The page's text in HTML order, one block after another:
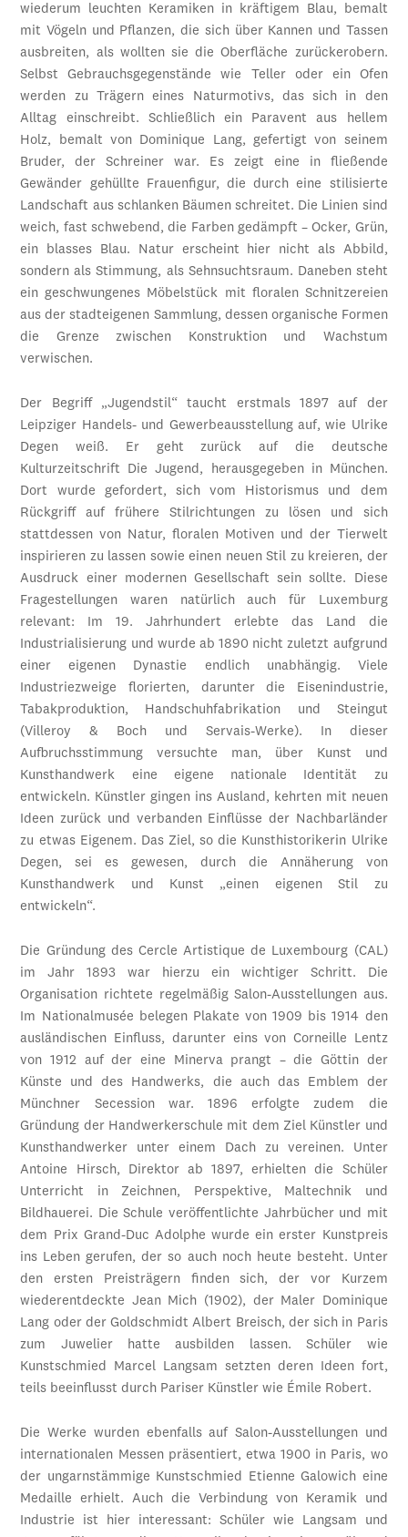
wiederum leuchten Keramiken in kräftigem Blau, bemalt
mit Vögeln und Pflanzen, die sich über Kannen und Tassen
ausbreiten, als wollten sie die Oberfläche zurückerobern.
Selbst Gebrauchsgegenstände wie Teller oder ein Ofen
werden zu Trägern eines Naturmotivs, das sich in den
Alltag einschreibt. Schließlich ein Paravent aus hellem
Holz, bemalt von Dominique Lang, gefertigt von seinem
Bruder, der Schreiner war. Es zeigt eine in fließende
Gewänder gehüllte Frauenfigur, die durch eine stilisierte
Landschaft aus schlanken Bäumen schreitet. Die Linien sind
weich, fast schwebend, die Farben gedämpft – Ocker, Grün,
ein blasses Blau. Natur erscheint hier nicht als Abbild,
sondern als Stimmung, als Sehnsuchtsraum. Daneben steht
ein geschwungenes Möbelstück mit floralen Schnitzereien
aus der stadteigenen Sammlung, dessen organische Formen
die Grenze zwischen Konstruktion und Wachstum
verwischen.
Der Begriff „Jugendstil“ taucht erstmals 1897 auf der
Leipziger Handels- und Gewerbeausstellung auf, wie Ulrike
Degen weiß. Er geht zurück auf die deutsche
Kulturzeitschrift Die Jugend, herausgegeben in München.
Dort wurde gefordert, sich vom Historismus und dem
Rückgriff auf frühere Stilrichtungen zu lösen und sich
stattdessen von Natur, floralen Motiven und der Tierwelt
inspirieren zu lassen sowie einen neuen Stil zu kreieren, der
Ausdruck einer modernen Gesellschaft sein sollte. Diese
Fragestellungen waren natürlich auch für Luxemburg
relevant: Im 19. Jahrhundert erlebte das Land die
Industrialisierung und wurde ab 1890 nicht zuletzt aufgrund
einer eigenen Dynastie endlich unabhängig. Viele
Industriezweige florierten, darunter die Eisenindustrie,
Tabakproduktion, Handschuhfabrikation und Steingut
(Villeroy & Boch und Servais-Werke). In dieser
Aufbruchsstimmung versuchte man, über Kunst und
Kunsthandwerk eine eigene nationale Identität zu
entwickeln. Künstler gingen ins Ausland, kehrten mit neuen
Ideen zurück und verbanden Einflüsse der Nachbarländer
zu etwas Eigenem. Das Ziel, so die Kunsthistorikerin Ulrike
Degen, sei es gewesen, durch die Annäherung von
Kunsthandwerk und Kunst „einen eigenen Stil zu
entwickeln“.
Die Gründung des Cercle Artistique de Luxembourg (CAL)
im Jahr 1893 war hierzu ein wichtiger Schritt. Die
Organisation richtete regelmäßig Salon-Ausstellungen aus.
Im Nationalmusée belegen Plakate von 1909 bis 1914 den
ausländischen Einfluss, darunter eins von Corneille Lentz
von 1912 auf der eine Minerva prangt – die Göttin der
Künste und des Handwerks, die auch das Emblem der
Münchner Secession war. 1896 erfolgte zudem die
Gründung der Handwerkerschule mit dem Ziel Künstler und
Kunsthandwerker unter einem Dach zu vereinen. Unter
Antoine Hirsch, Direktor ab 1897, erhielten die Schüler
Unterricht in Zeichnen, Perspektive, Maltechnik und
Bildhauerei. Die Schule veröffentlichte Jahrbücher und mit
dem Prix Grand-Duc Adolphe wurde ein erster Kunstpreis
ins Leben gerufen, der so auch noch heute besteht. Unter
den ersten Preisträgern finden sich, der vor Kurzem
wiederentdeckte Jean Mich (1902), der Maler Dominique
Lang oder der Goldschmidt Albert Breisch, der sich in Paris
zum Juwelier hatte ausbilden lassen. Schüler wie
Kunstschmied Marcel Langsam setzten deren Ideen fort,
teils beeinflusst durch Pariser Künstler wie Émile Robert.
Die Werke wurden ebenfalls auf Salon-Ausstellungen und
internationalen Messen präsentiert, etwa 1900 in Paris, wo
der ungarnstämmige Kunstschmied Etienne Galowich eine
Medaille erhielt. Auch die Verbindung von Keramik und
Industrie ist hier interessant: Schüler wie Langsam und